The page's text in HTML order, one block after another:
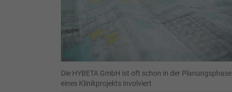
Die HYBETA GmbH ist oft schon in der Planungsphase
eines Klinikprojekts involviert